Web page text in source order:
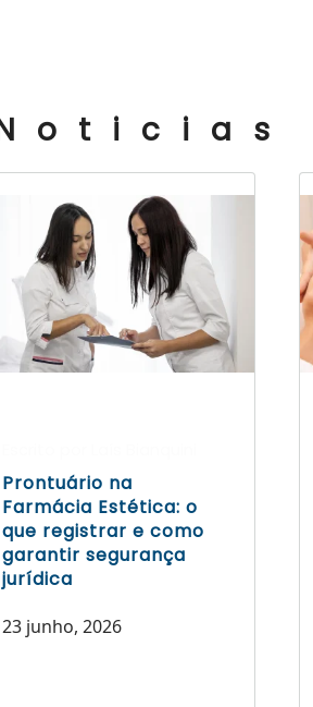
Prontuário na
Farmácia Estética: o
que registrar e como
garantir segurança
jurídica
23 junho, 2026